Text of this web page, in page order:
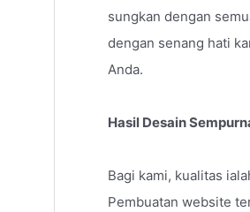
sungkan dengan
dengan senang hati
Anda.
Hasil Desain
Bagi kami, kualitas
Pembuatan website